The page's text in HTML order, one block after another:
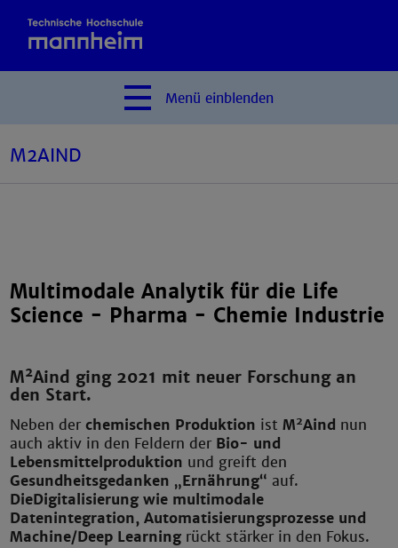
Menü einblenden
M2AIND
Multimodale Analytik für die Life
Science - Pharma - Chemie Industrie
M2Aind ging 2021 mit neuer Forschung an
den Start.
Neben derchemischen Produktion istM2Aind nun
auch aktiv in den Feldern der Bio- und
Lebensmittelproduktion und greift den
Gesundheitsgedanken „Ernährung“ auf.
DieDigitalisierung wie multimodale
Datenintegration, Automatisierungsprozesse und
Machine/Deep Learning rückt stärker in den Fokus.